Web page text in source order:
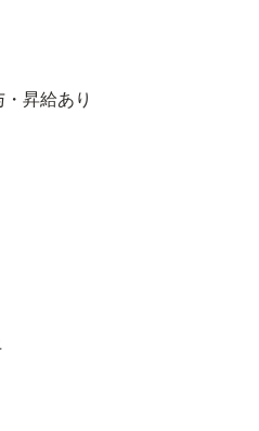
昇給あり